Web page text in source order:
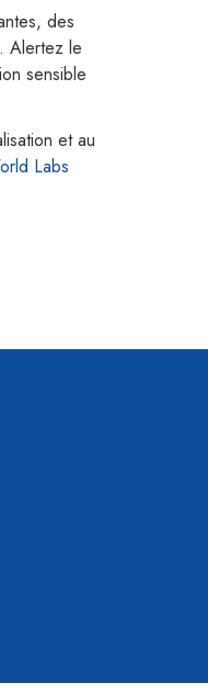
des
Alertez le
sensible
et au
Labs